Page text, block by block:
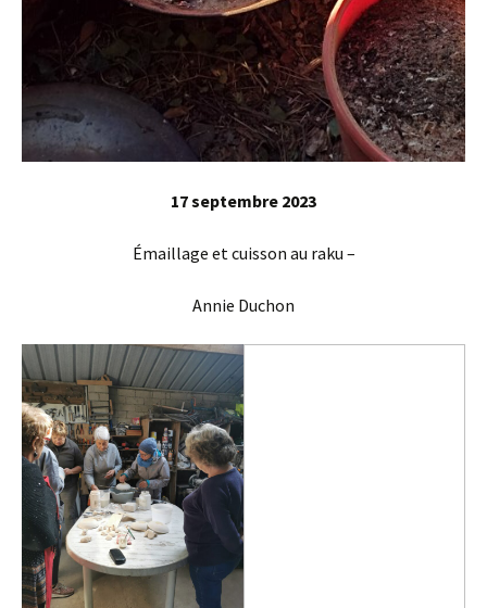
17 septembre 2023
Émaillage et cuisson au raku –
Annie Duchon